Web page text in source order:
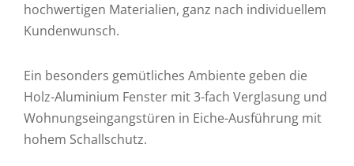
hochwertigen Materialien, ganz nach individuellem
Kundenwunsch.
Ein besonders gemütliches Ambiente geben die
Holz-Aluminium Fenster mit 3-fach Verglasung und
Wohnungseingangstüren in Eiche-Ausführung mit
hohem Schallschutz.